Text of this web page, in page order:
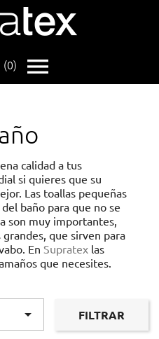
(0) 
calidad a tus
si quieres que su
Las toallas pequeñas
baño para que no se
son muy importantes,
que sirven para
En Supratex las
que necesites.
 FILTRAR